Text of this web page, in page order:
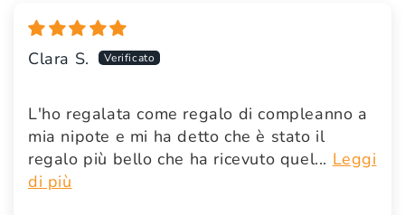
Clara S.
L'ho regalata come regalo di compleanno a
mia nipote e mi ha detto che è stato il
regalo più bello che ha ricevuto quel... Leggi
di più